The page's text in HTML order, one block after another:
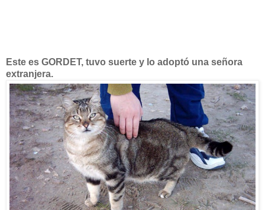
Este es GORDET, tuvo suerte y lo adoptó una señora
extranjera.